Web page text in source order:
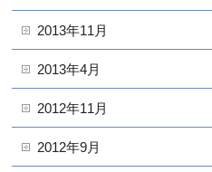
2013年11月
2013年4月
2012年11月
2012年9月